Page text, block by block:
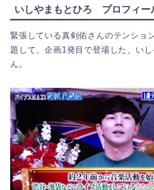
いしやまもとひろ プロフィー
緊張している真剣佑さんのテンショ
題して、企画1発目で登場した、い
ん。